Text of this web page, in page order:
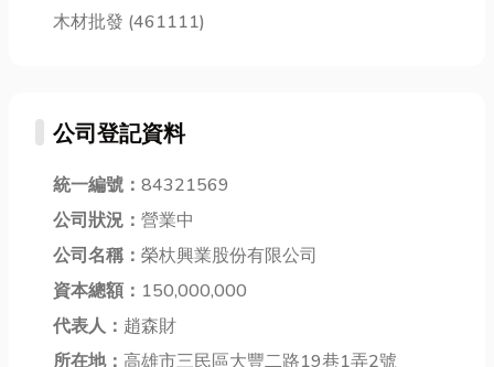
木材批發 (461111)
公司登記資料
統一編號： 84321569
公司狀況： 營業中
公司名稱： 榮杕興業股份有限公司
資本總額： 150,000,000
代表人： 趙森財
所在地： 高雄市三民區大豐二路19巷1弄2號